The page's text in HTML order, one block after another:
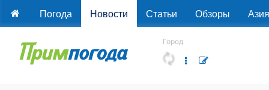
Погода Новости Статьи Обзоры Азия
Город